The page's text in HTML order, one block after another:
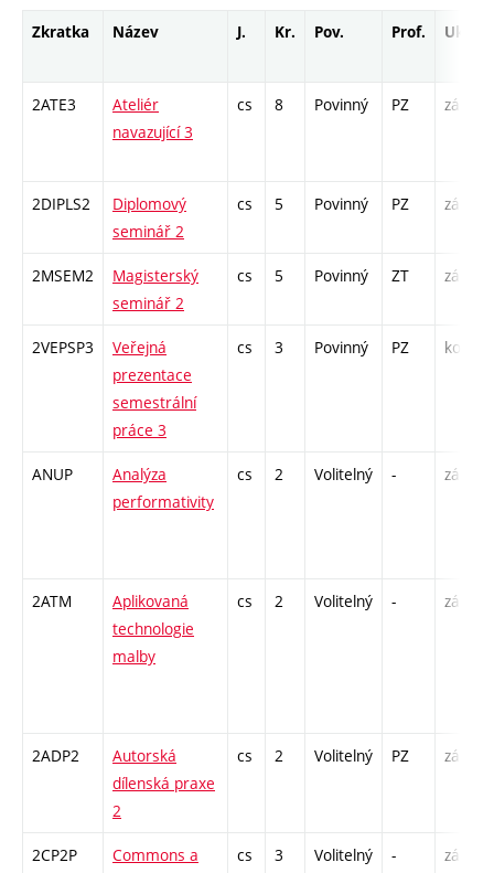
Zkratka Název J. Kr. Pov. Prof. Uk.
2ATE3
Ateliér
navazující 3
cs 8 Povinný PZ zá
2DIPLS2
Diplomový
seminář 2
cs 5 Povinný PZ zá
2MSEM2
Magisterský
seminář 2
cs 5 Povinný ZT zá
2VEPSP3
Veřejná
prezentace
semestrální
práce 3
cs 3 Povinný PZ kol
ANUP
Analýza
performativity
cs 2 Volitelný - zá
2ATM
Aplikovaná
technologie
malby
cs 2 Volitelný - zá
2ADP2
Autorská
dílenská praxe
2
cs 2 Volitelný PZ zá
2CP2P
Commons a
cs 3 Volitelný - zá